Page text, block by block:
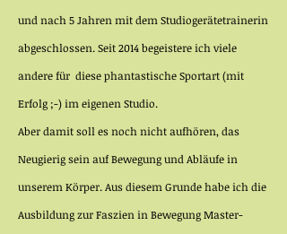
und nach 5 Jahren mit dem Studiogerätetrainerin
abgeschlossen. Seit 2014 begeistere ich viele
andere für diese phantastische Sportart (mit
Erfolg ;-) im eigenen Studio.
Aber damit soll es noch nicht aufhören, das
Neugierig sein auf Bewegung und Abläufe in
unserem Körper. Aus diesem Grunde habe ich die
Ausbildung zur Faszien in Bewegung Master-